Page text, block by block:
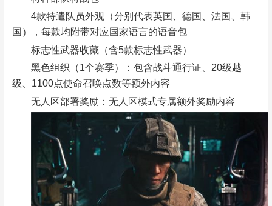
4款特遣队员外观（分别代表英国、德国、法国、韩
国），每款均附带对应国家语言的语音包
标志性武器收藏（含5款标志性武器）
黑色组织（1个赛季）：包含战斗通行证、20级越
级、1100点使命召唤点数等额外内容
无人区部署奖励：无人区模式专属额外奖励内容